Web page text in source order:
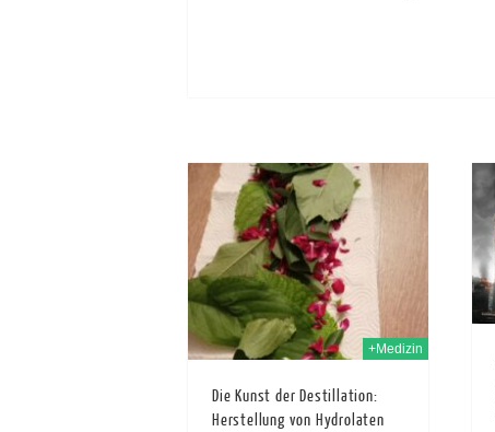
+Medizin
Die Kunst der Destillation:
Herstellung von Hydrolaten